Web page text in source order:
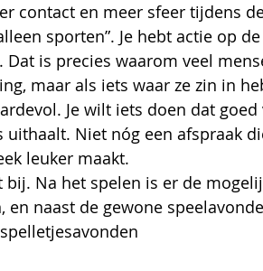
contact en meer sfeer tijdens
sporten”. Je hebt actie op
is precies waarom veel
maar als iets waar ze zin in
Je wilt iets doen dat goed
Niet nóg een afspraak
leuker maakt.
bij. Na het spelen is er de
naast de gewone